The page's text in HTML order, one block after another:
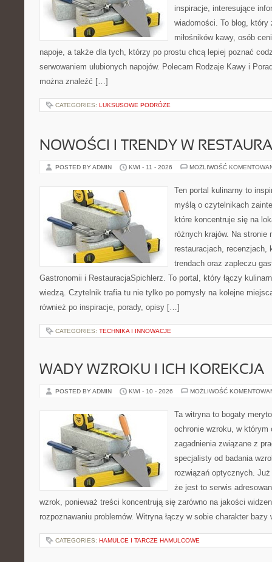
inspiracje, interesujące
wiadomości. To blog, który
miłośników kawy, osób
napoje, a także dla tych, którzy po prostu chcą lepiej poznać
serwowaniem ulubionych napojów. Polecam Rodzaje Kawy i
można znaleźć […]
CATEGORIES: LUKSUSOWE PODRÓŻE
NOWOŚCI I TRENDY W
POSTED BY ADMIN KWI - 11 - 2026 MOŻLIWOŚĆ
Ten portal kulinarny to
myślą o czytelnikach
które koncentruje się na
różnych krajów. Na stronie
restauracjach, recenzjach,
trendach oraz zapleczu
Gastronomii i RestauracjaSpichlerz. To portal, który łączy
wiedzą. Czytelnik trafia tu nie tylko po pomysły na kolejne
również po inspiracje, porady, opisy […]
CATEGORIES: TECHNIKA I INNOWACJE
WADY WZROKU I ICH KOREKCJA
POSTED BY ADMIN KWI - 10 - 2026 MOŻLIWOŚĆ
Ta witryna to bogaty
ochronie wzroku, w
zagadnienia związane z
specjalisty od badania
rozwiązań optycznych.
że jest to serwis
wzrok, ponieważ treści koncentrują się zarówno na jakości
rozpoznawaniu problemów. Witryna łączy w sobie charakter
CATEGORIES: HAMULCE I TARCZE HAMULCOWE